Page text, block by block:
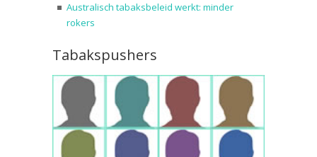
Australisch tabaksbeleid werkt: minder
rokers
Tabakspushers